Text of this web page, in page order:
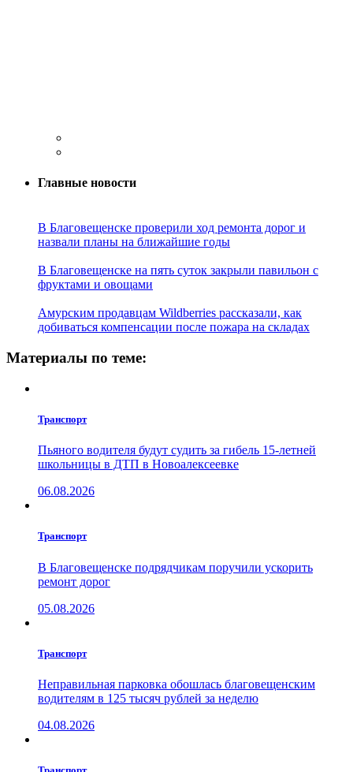
Главные новости
В Благовещенске проверили ход ремонта дорог и
назвали планы на ближайшие годы
В Благовещенске на пять суток закрыли павильон с
фруктами и овощами
Амурским продавцам Wildberries рассказали, как
добиваться компенсации после пожара на складах
Материалы по теме:
Транспорт
Пьяного водителя будут судить за гибель 15-летней
школьницы в ДТП в Новоалексеевке
06.08.2026
Транспорт
В Благовещенске подрядчикам поручили ускорить
ремонт дорог
05.08.2026
Транспорт
Неправильная парковка обошлась благовещенским
водителям в 125 тысяч рублей за неделю
04.08.2026